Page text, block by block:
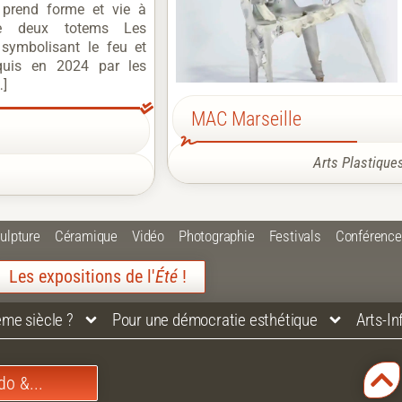
prend forme et vie à
deux totems Les
symbolisant le feu et
en 2024 par les
MAC Marseille
Arts
Céramique Vidéo Photographie Festivals
Les expositions de l'Été !
siècle ? Pour une démocratie esthétique Arts-
&...